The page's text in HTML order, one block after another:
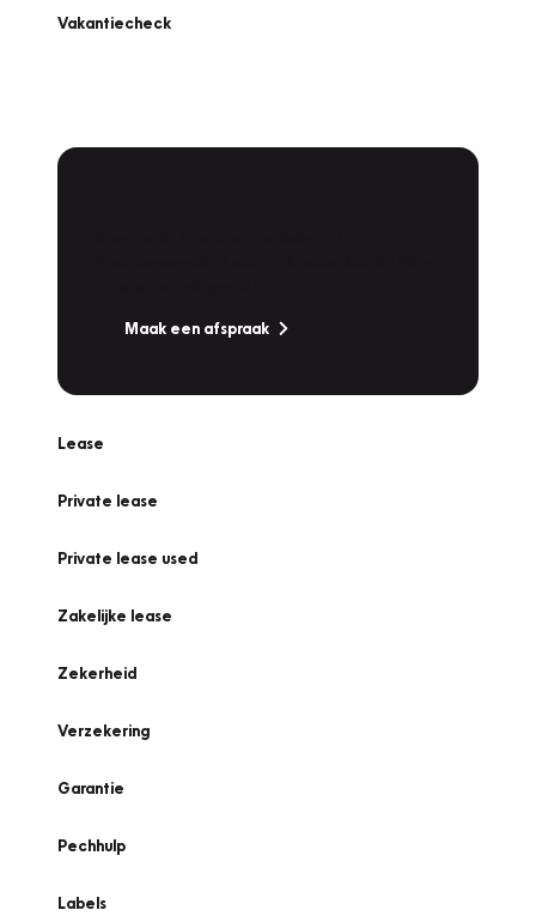
Vakantiecheck
Maak een afspraak
Lease
Private lease
Private lease used
Zakelijke lease
Zekerheid
Verzekering
Garantie
Pechhulp
Labels